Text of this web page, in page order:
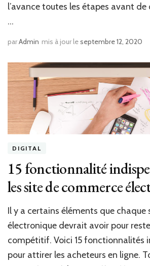
l’avance toutes les étapes avant de
…
parAdmin mis à jour leseptembre 12, 2020
DIGITAL
15 fonctionnalité
les site de commerce
Il y a certains éléments que
électronique devrait avoir pour
compétitif. Voici 15 fonctionnalités
pour attirer les acheteurs en ligne.